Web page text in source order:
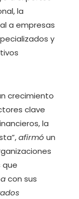
la
a empresas
y
crecimiento
clave
la
afirmó un
que
con sus